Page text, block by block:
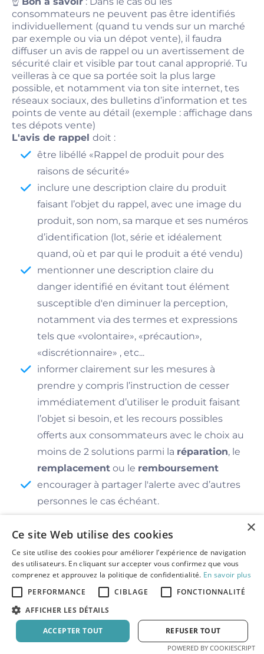
consommateurs ne peuvent pas être identifiés
individuellement (quand tu vends sur un marché
par exemple ou via un dépot vente), il faudra
diffuser un avis de rappel ou un avertissement de
sécurité clair et visible par tout canal approprié. Tu
veilleras à ce que sa portée soit la plus large
possible, et notamment via ton site internet, tes
réseaux sociaux, des bulletins d’information et tes
points de vente au détail (exemple : affichage dans
tes dépots vente)
L'avis de rappel doit :
être libéllé «Rappel de produit pour des
raisons de sécurité»
inclure une description claire du produit
faisant l’objet du rappel, avec une image du
produit, son nom, sa marque et ses numéros
d’identification (lot, série et idéalement
quand, où et par qui le produit a été vendu)
mentionner une description claire du
danger identifié en évitant tout élément
susceptible d'en diminuer la perception,
notamment via des termes et expressions
tels que «volontaire», «précaution»,
«discrétionnaire» , etc...
informer clairement sur les mesures à
prendre y compris l’instruction de cesser
immédiatement d’utiliser le produit faisant
l’objet si besoin, et les recours possibles
offerts aux consommateurs avec le choix au
moins de 2 solutions parmi la réparation, le
remplacement ou le remboursement
encourager à partager l'alerte avec d’autres
personnes le cas échéant.
Tu dois aussi proposer un numéro de téléphone
gratuit ou un service en ligne
permettant aux
consommateurs d’obtenir de plus amples
informations dans la langue du ou des pays
concernés, et tenir un registre des réclamations.
L'ensemble du processus permet de limiter
rapidement les risques pour les consommateurs,
et tu noteras que ces derniers peuvent aussi
signaler des produits.
: la conformité sur ces exigences
×
Ce site Web utilise des cookies
Ce site utilise des cookies pour améliorer l’expérience de navigation
des utilisateurs. En cliquant sur accepter vous confirmez que vous
comprenez et approuvez la politique de confidentialité. En savoir plus
PERFORMANCE
CIBLAGE
FONCTIONNALITÉ
AFFICHER LES DÉTAILS
ACCEPTER TOUT REFUSER TOUT
POWERED BY COOKIESCRIPT